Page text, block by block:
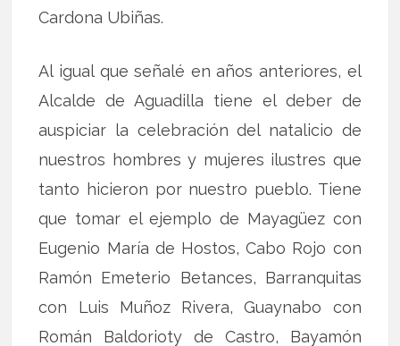
Cardona Ubiñas.
Al igual que señalé en años anteriores, el
Alcalde de Aguadilla tiene el deber de
auspiciar la celebración del natalicio de
nuestros hombres y mujeres ilustres que
tanto hicieron por nuestro pueblo. Tiene
que tomar el ejemplo de Mayagüez con
Eugenio María de Hostos, Cabo Rojo con
Ramón Emeterio Betances, Barranquitas
con Luis Muñoz Rivera, Guaynabo con
Román Baldorioty de Castro, Bayamón